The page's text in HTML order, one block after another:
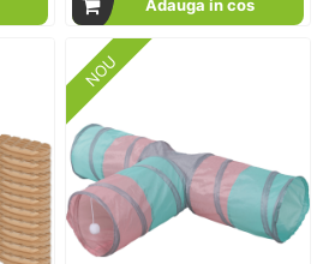
Adauga in cos
NOU